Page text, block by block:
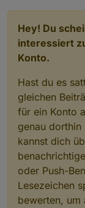
Hey! Du
interessiert
Konto.
Hast du es
gleichen
für ein Konto
genau
kannst dich
oder Push-
Lesezeichen
bewerten, um